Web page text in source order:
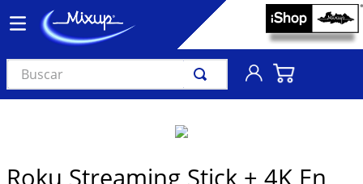
Buscar
Roku Streaming Stick + 4K En